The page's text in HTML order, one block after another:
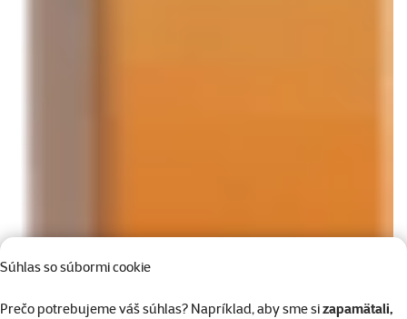
Súhlas so súbormi cookie
Prečo potrebujeme váš súhlas? Napríklad, aby sme sizapamätali,